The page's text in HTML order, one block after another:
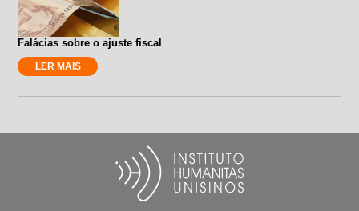
Falácias sobre o ajuste fiscal
LER MAIS